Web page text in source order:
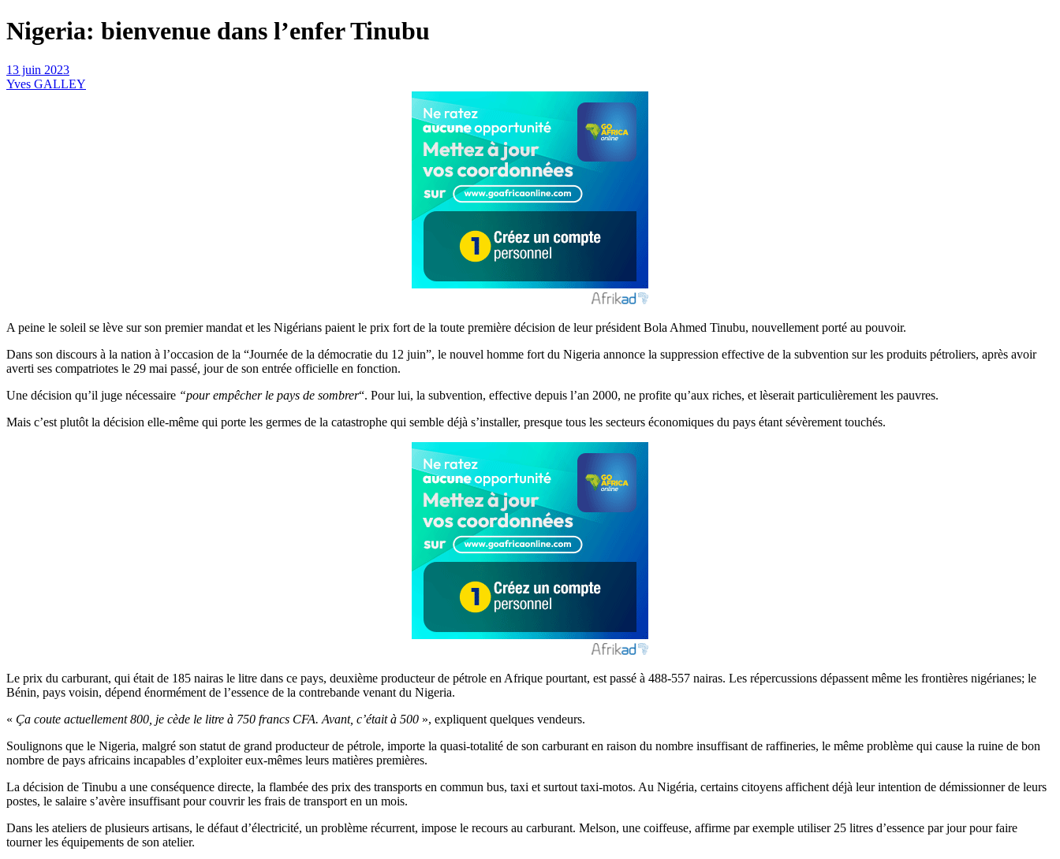
Nigeria: bienvenue dans l’enfer Tinubu
13 juin 2023
Yves GALLEY
A peine le soleil se lève sur son premier mandat et les Nigérians paient le prix fort de la toute première décision de leur président Bola Ahmed Tinubu, nouvellement porté au pouvoir.
Dans son discours à la nation à l’occasion de la “Journée de la démocratie du 12 juin”, le nouvel homme fort du Nigeria annonce la suppression effective de la subvention sur les produits pétroliers, après avoir
averti ses compatriotes le 29 mai passé, jour de son entrée officielle en fonction.
Une décision qu’il juge nécessaire “pour empêcher le pays de sombrer“. Pour lui, la subvention, effective depuis l’an 2000, ne profite qu’aux riches, et lèserait particulièrement les pauvres.
Mais c’est plutôt la décision elle-même qui porte les germes de la catastrophe qui semble déjà s’installer, presque tous les secteurs économiques du pays étant sévèrement touchés.
Le prix du carburant, qui était de 185 nairas le litre dans ce pays, deuxième producteur de pétrole en Afrique pourtant, est passé à 488-557 nairas. Les répercussions dépassent même les frontières nigérianes; le
Bénin, pays voisin, dépend énormément de l’essence de la contrebande venant du Nigeria.
« Ça coute actuellement 800, je cède le litre à 750 francs CFA. Avant, c’était à 500 », expliquent quelques vendeurs.
Soulignons que le Nigeria, malgré son statut de grand producteur de pétrole, importe la quasi-totalité de son carburant en raison du nombre insuffisant de raffineries, le même problème qui cause la ruine de bon
nombre de pays africains incapables d’exploiter eux-mêmes leurs matières premières.
La décision de Tinubu a une conséquence directe, la flambée des prix des transports en commun bus, taxi et surtout taxi-motos. Au Nigéria, certains citoyens affichent déjà leur intention de démissionner de leurs
postes, le salaire s’avère insuffisant pour couvrir les frais de transport en un mois.
Dans les ateliers de plusieurs artisans, le défaut d’électricité, un problème récurrent, impose le recours au carburant. Melson, une coiffeuse, affirme par exemple utiliser 25 litres d’essence par jour pour faire
tourner les équipements de son atelier.